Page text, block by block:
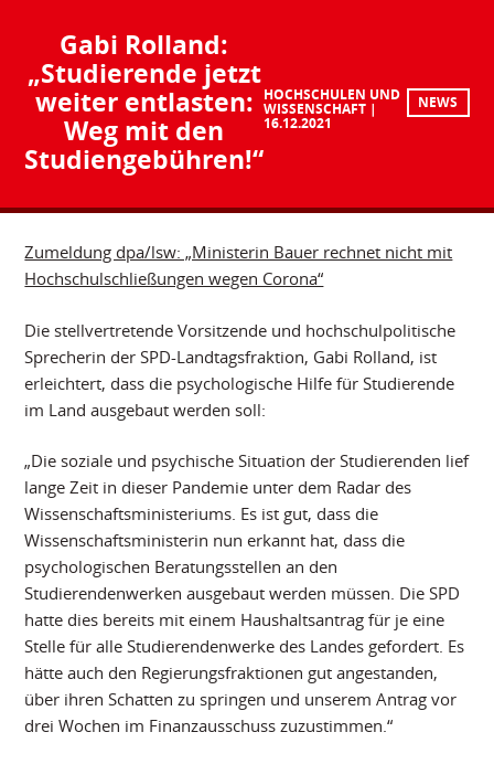
Gabi Rolland:
„Studierende jetzt
weiter entlasten:
Weg mit den
Studiengebühren!“
HOCHSCHULEN UND
WISSENSCHAFT
16.12.2021
NEWS
Zumeldung dpa/lsw: „Ministerin Bauer rechnet nicht mit
Hochschulschließungen wegen Corona“
Die stellvertretende Vorsitzende und hochschulpolitische
Sprecherin der SPD-Landtagsfraktion, Gabi Rolland, ist
erleichtert, dass die psychologische Hilfe für Studierende
im Land ausgebaut werden soll:
„Die soziale und psychische Situation der Studierenden lief
lange Zeit in dieser Pandemie unter dem Radar des
Wissenschaftsministeriums. Es ist gut, dass die
Wissenschaftsministerin nun erkannt hat, dass die
psychologischen Beratungsstellen an den
Studierendenwerken ausgebaut werden müssen. Die SPD
hatte dies bereits mit einem Haushaltsantrag für je eine
Stelle für alle Studierendenwerke des Landes gefordert. Es
hätte auch den Regierungsfraktionen gut angestanden,
über ihren Schatten zu springen und unserem Antrag vor
drei Wochen im Finanzausschuss zuzustimmen.“